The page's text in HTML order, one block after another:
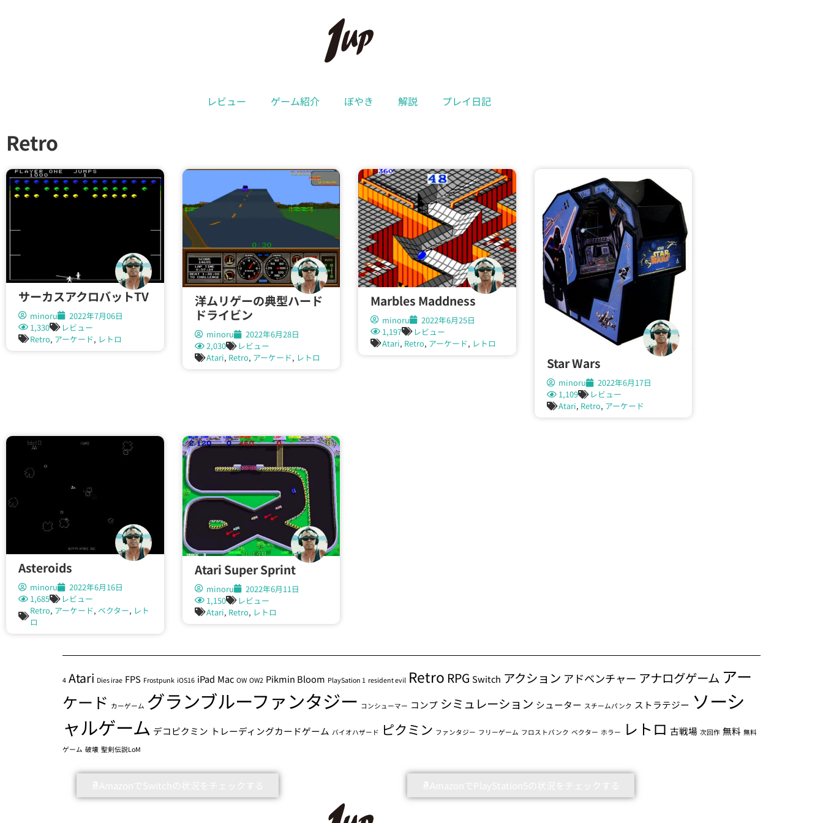
レビュー ゲーム紹介 ぼやき 解説 プレイ日記
Retro
サーカスアクロバットTV
minoru
2022年7月06日
1,330
レビュー
Retro, アーケード, レトロ
洋ムリゲーの典型ハード
ドライビン
minoru
2022年6月28日
2,030
レビュー
Atari, Retro, アーケード, レトロ
Marbles Maddness
minoru
2022年6月25日
1,197
レビュー
Atari, Retro, アーケード, レトロ
Star Wars
minoru
2022年6月17日
1,109
レビュー
Atari, Retro, アーケード
Asteroids
minoru
2022年6月16日
1,685
レビュー
Retro, アーケード, ベクター, レト
ロ
Atari Super Sprint
minoru
2022年6月11日
1,150
レビュー
Atari, Retro, レトロ
4 Atari Dies irae FPS Frostpunk iOS16 iPad Mac OW OW2 Pikmin Bloom PlaySation 1 resident evil Retro RPG Switch アクション アドベンチャー アナログゲーム アー
ケード カーゲーム グランブルーファンタジー コンシューマー コンプ シミュレーション シューター スチームパンク ストラテジー ソーシ
ャルゲーム デコピクミン トレーディングカードゲーム バイオハザード ピクミン ファンタジー フリーゲーム フロストパンク ベクター ホラー レトロ 古戦場 次回作 無料 無料
ゲーム 破壊 聖剣伝説LoM